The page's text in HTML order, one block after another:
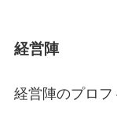
経営陣
経営陣のプロ